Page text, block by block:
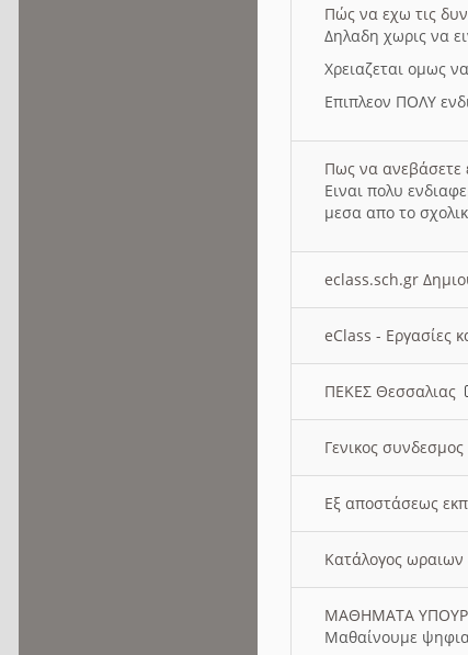
Πώς να εχω τις
Δηλαδη χωρις να
Χρειαζεται ομως
Επιπλεον ΠΟΛΥ
Πως να ανεβάσετε
Ειναι πολυ
μεσα απο το
eclass.sch.gr
eClass - Εργασίες
ΠΕΚΕΣ Θεσσαλιας
Γενικος
Εξ αποστάσεως
Κατάλογος
ΜΑΘΗΜΑΤΑ
Μαθαίνουμε